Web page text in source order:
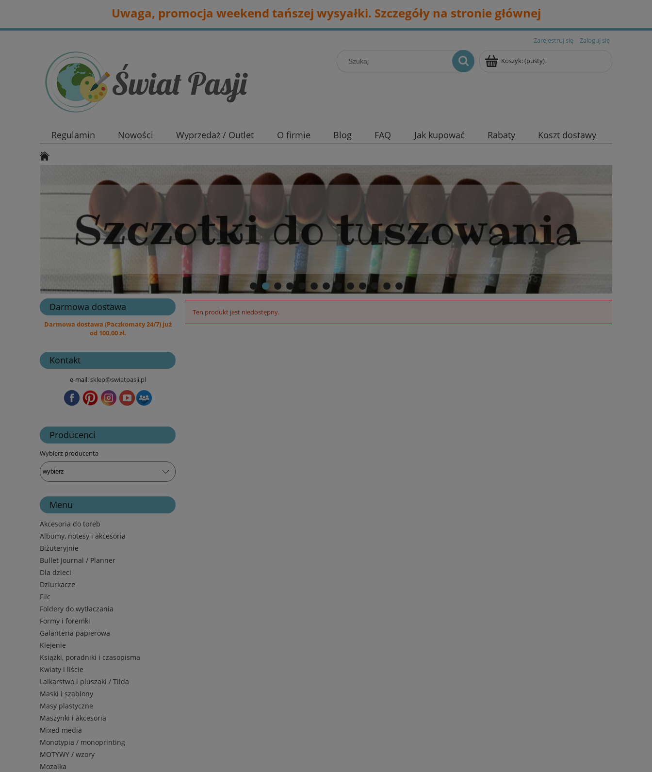
Uwaga, promocja weekend tańszej wysyałki. Szczegóły na stronie głównej
Zarejestruj się Zaloguj się
Koszyk:(pusty)
Regulamin Nowości Wyprzedaż / Outlet O firmie Blog FAQ Jak kupować Rabaty Koszt dostawy
Darmowa dostawa
Darmowa dostawa (Paczkomaty 24/7) już
od 100,00 zł.
Kontakt
e-mail:sklep@swiatpasji.pl
Producenci
Wybierz producenta
Menu
Akcesoria do toreb
Albumy, notesy i akcesoria
Biżuteryjnie
Bullet Journal / Planner
Dla dzieci
Dziurkacze
Filc
Foldery do wytłaczania
Formy i foremki
Galanteria papierowa
Klejenie
Książki, poradniki i czasopisma
Kwiaty i liście
Lalkarstwo i pluszaki / Tilda
Maski i szablony
Masy plastyczne
Maszynki i akcesoria
Mixed media
Monotypia / monoprinting
MOTYWY / wzory
Mozaika
Ten produkt jest niedostępny.